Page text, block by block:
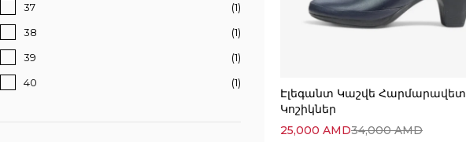
37
(1)
38
(1)
39
(1)
40
(1)
Էլեգանտ Կաշվե Հարմարավետ
Կոշիկներ
34,000AMD
25,000 AMD